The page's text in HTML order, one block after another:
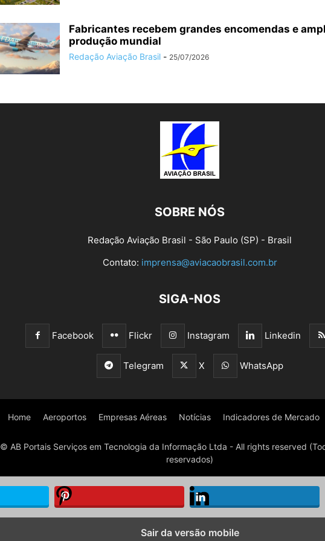
Fabricantes recebem grandes encomendas e
produção mundial
Redação Aviação Brasil - 25/07/2026
SOBRE NÓS
Redação Aviação Brasil - São Paulo (SP) - Brasil
Contato: imprensa@aviacaobrasil.com.br
SIGA-NOS
Facebook Flickr Instagram Linkedin
Telegram X WhatsApp
Home Aeroportos Empresas Aéreas Notícias Indicadores de Mercado
© AB Portais Serviços em Tecnologia da Informação Ltda - All rights reserved
reservados)
Sair da versão mobile